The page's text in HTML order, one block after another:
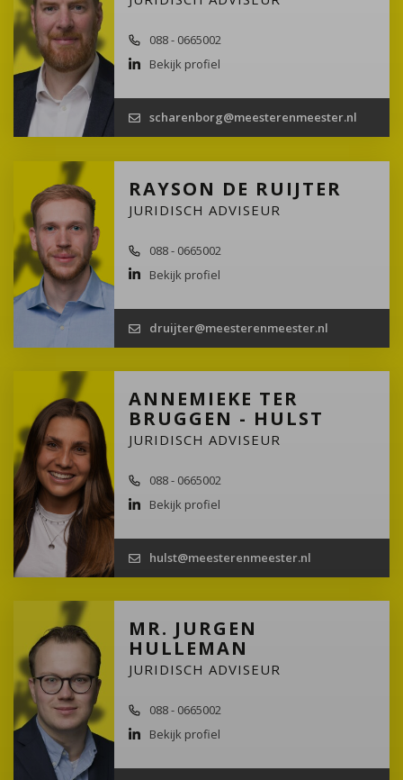
088 - 0665002
Bekijk profiel
scharenborg@meesterenmeester.nl
RAYSON DE RUIJTER
JURIDISCH ADVISEUR
088 - 0665002
Bekijk profiel
druijter@meesterenmeester.nl
ANNEMIEKE TER
BRUGGEN - HULST
JURIDISCH ADVISEUR
088 - 0665002
Bekijk profiel
hulst@meesterenmeester.nl
MR. JURGEN
HULLEMAN
JURIDISCH ADVISEUR
088 - 0665002
Bekijk profiel